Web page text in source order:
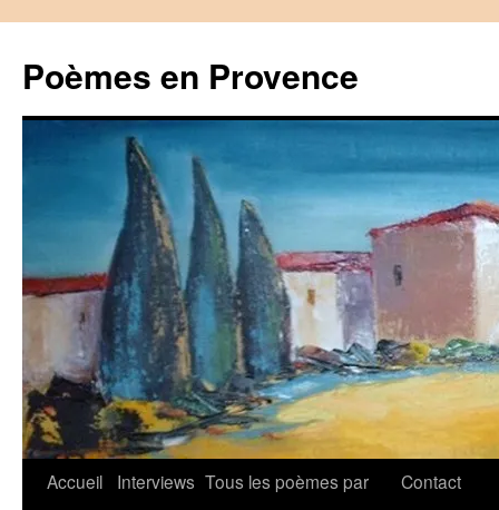
contenu
Poèmes en Provence
Accueil Interviews Tous les poèmes par
Contact